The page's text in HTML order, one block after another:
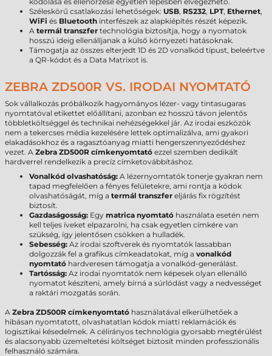
Széleskörű csatlakozási lehetőségek: USB, RS232, LPT, Ethernet,
WiFi és Bluetooth interfészek az alapkiépítés részét képezik.
A termál transzfer technológia biztosítja, hogy a nyomatok
hosszú ideig ellenálljanak a külső környezeti hatásoknak.
Támogatja az összes elterjedt 1D és 2D vonalkód típust, beleértve
a QR-kódot és a Data Matrixot is.
ZEBRA ZD500R VS. IRODAI NYOMTATÓ
Sok vállalkozás próbálkozik hagyományos lézer- vagy tintasugaras
nyomtatóval etikettet előállítani, azonban ez hosszú távon jelentős
többletköltséggel és technikai nehézségekkel jár. Az irodai eszközök
nem a tekercses média kezelésére lettek optimalizálva, ami gyakori
elakadásokhoz és a ragasztóanyag miatti hengerszennyeződéshez
vezet. A Zebra ZD500R címkenyomtató ezzel szemben dedikált
hardverrel rendelkezik a precíz címketovábbításhoz.
Vonalkód olvashatóság: A lézernyomtatók tonerje gyakran nem
tapad megfelelően a fényes felületekre, ami rontja a kódok
olvashatóságát, míg a termál transzfer eljárás fix rögzítést
biztosít.
Gazdaságosság: Egy matrica nyomtató használata esetén nem
kell teljes íveket elpazarolni, ha csak egyetlen címkére van
szükség, így jelentősen csökken a hulladék.
Sebesség: Az irodai szoftverek és nyomtatók lassabban
dolgozzák fel a grafikus címkeadatokat, míg a vonalkód
nyomtató hardveresen támogatja a vonalkód-generálást.
Tartósság: Az irodai nyomtatók nem képesek olyan ellenálló
nyomatot készíteni, amely bírná a súrlódást vagy a nedvességet
a raktári mozgatás során.
A Zebra ZD500R címkenyomtató használatával elkerülhetőek a
hibásan nyomtatott, olvashatatlan kódok miatti reklamációk és
logisztikai késedelmek. A célirányos technológia gyorsabb megtérülést
és alacsonyabb üzemeltetési költséget biztosít minden professzionális
felhasználó számára.